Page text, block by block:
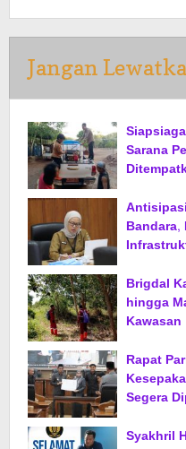
Jangan
Sarana
Brigdal
hingga
Kawasan
Rapat
Segera
Syakhril